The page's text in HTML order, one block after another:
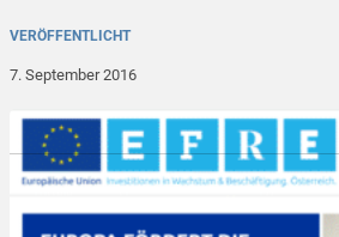
VERÖFFENTLICHT
7. September 2016